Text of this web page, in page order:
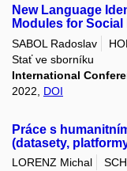
New Language
Modules for
SABOL Radoslav
Stať ve sborníku
International
2022, DOI
Práce s
(datasety,
LORENZ Michal